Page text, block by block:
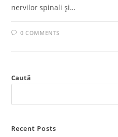
nervilor spinali și…
0 COMMENTS
Caută
Recent Posts